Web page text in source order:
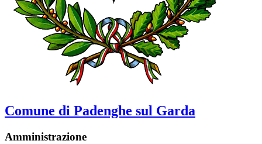
Comune di Padenghe sul Garda
Amministrazione